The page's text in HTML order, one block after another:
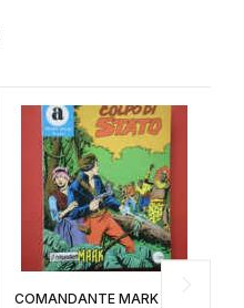
COMANDANTE MARK e il